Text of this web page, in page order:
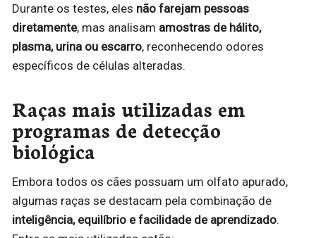
Durante os testes, eles não farejam pessoas
diretamente, mas analisam amostras de hálito,
plasma, urina ou escarro, reconhecendo odores
específicos de células alteradas.
Raças mais utilizadas em
programas de detecção
biológica
Embora todos os cães possuam um olfato apurado,
algumas raças se destacam pela combinação de
inteligência, equilíbrio e facilidade de aprendizado.